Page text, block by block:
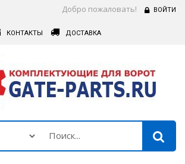
Добро пожаловать! ВОЙТИ
КОНТАКТЫ ДОСТАВКА